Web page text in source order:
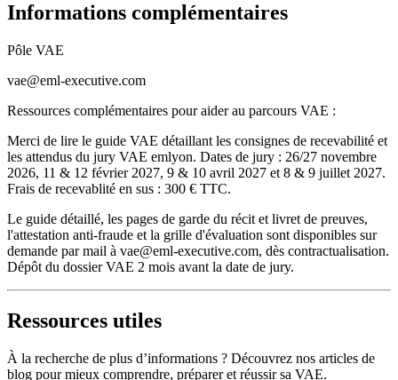
Informations complémentaires
Pôle VAE
vae@eml-executive.com
Ressources complémentaires pour aider au parcours VAE :
Merci de lire le guide VAE détaillant les consignes de recevabilité et
les attendus du jury VAE emlyon. Dates de jury : 26/27 novembre
2026, 11 & 12 février 2027, 9 & 10 avril 2027 et 8 & 9 juillet 2027.
Frais de recevablité en sus : 300 € TTC.
Le guide détaillé, les pages de garde du récit et livret de preuves,
l'attestation anti-fraude et la grille d'évaluation sont disponibles sur
demande par mail à vae@eml-executive.com, dès contractualisation.
Dépôt du dossier VAE 2 mois avant la date de jury.
Ressources utiles
À la recherche de plus d’informations ? Découvrez nos articles de
blog pour mieux comprendre, préparer et réussir sa VAE.